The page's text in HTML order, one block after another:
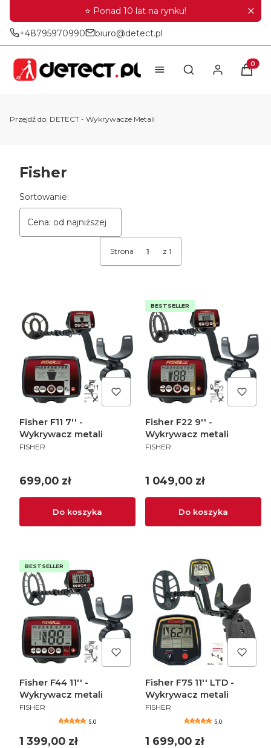
⭐ Ponad 10 lat na rynku!
+48795970990 biuro@detect.pl
Otwórz
Przejdź do: DETECT - Wykrywacze Metali
Fisher
Lista produktów
Sortowanie:
Cena: od najniższej
Strona z 1
Fisher F11 7'' -
Wykrywacz metali
PRODUCENT
FISHER
Cena
699,00 zł
Do koszyka
BESTSELLER
Fisher F22 9'' -
Wykrywacz metali
PRODUCENT
FISHER
Cena
1 049,00 zł
Do koszyka
BESTSELLER
Fisher F44 11'' -
Wykrywacz metali
PRODUCENT
FISHER
5.0
Cena
1 399,00 zł
Fisher F75 11'' LTD -
Wykrywacz metali
PRODUCENT
FISHER
5.0
Cena
1 699,00 zł